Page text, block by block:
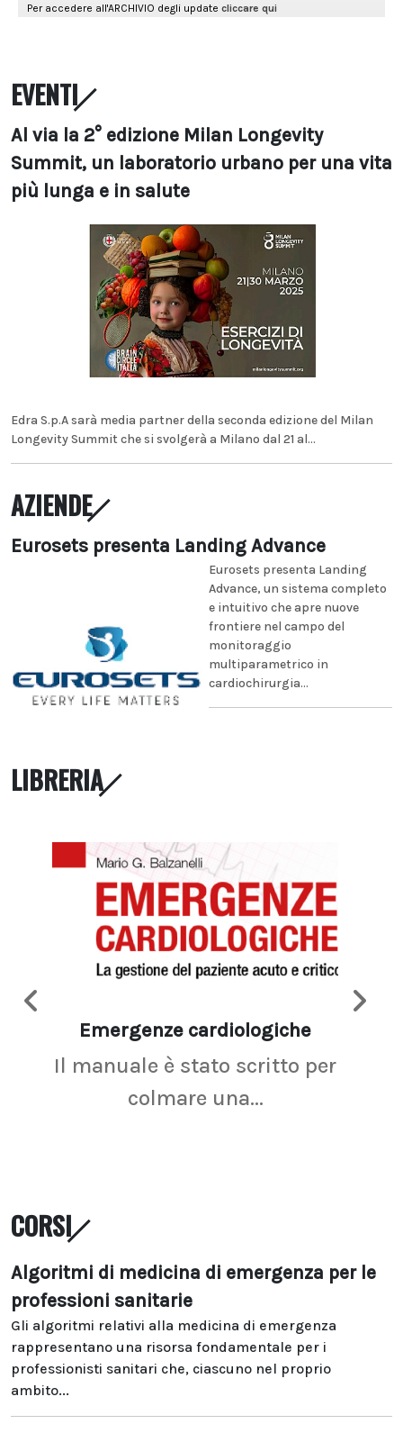
EVENTI
Al via la 2° edizione Milan Longevity
Summit, un laboratorio urbano per una vita
più lunga e in salute
Edra S.p.A sarà media partner della seconda edizione del Milan
Longevity Summit che si svolgerà a Milano dal 21 al...
AZIENDE
Eurosets presenta Landing Advance
Eurosets presenta Landing
Advance, un sistema completo
e intuitivo che apre nuove
frontiere nel campo del
monitoraggio
multiparametrico in
cardiochirurgia...
LIBRERIA
Emergenze cardiologiche
Il manuale è stato scritto per
colmare una...
CORSI
Algoritmi di medicina di emergenza per le
professioni sanitarie
Gli algoritmi relativi alla medicina di emergenza
rappresentano una risorsa fondamentale per i
professionisti sanitari che, ciascuno nel proprio
ambito...